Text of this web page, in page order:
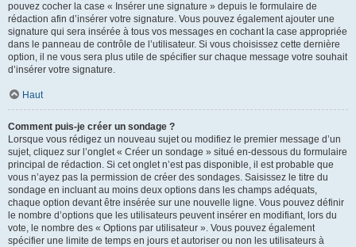
pouvez cocher la case « Insérer une signature » depuis le formulaire de
rédaction afin d’insérer votre signature. Vous pouvez également ajouter une
signature qui sera insérée à tous vos messages en cochant la case appropriée
dans le panneau de contrôle de l’utilisateur. Si vous choisissez cette dernière
option, il ne vous sera plus utile de spécifier sur chaque message votre souhait
d’insérer votre signature.
Haut
Comment puis-je créer un sondage ?
Lorsque vous rédigez un nouveau sujet ou modifiez le premier message d’un
sujet, cliquez sur l’onglet « Créer un sondage » situé en-dessous du formulaire
principal de rédaction. Si cet onglet n’est pas disponible, il est probable que
vous n’ayez pas la permission de créer des sondages. Saisissez le titre du
sondage en incluant au moins deux options dans les champs adéquats,
chaque option devant être insérée sur une nouvelle ligne. Vous pouvez définir
le nombre d’options que les utilisateurs peuvent insérer en modifiant, lors du
vote, le nombre des « Options par utilisateur ». Vous pouvez également
spécifier une limite de temps en jours et autoriser ou non les utilisateurs à